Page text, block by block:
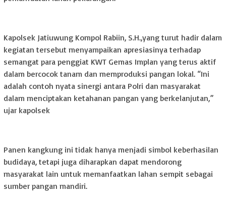
Kapolsek Jatiuwung Kompol Rabiin, S.H.,yang turut hadir dalam
kegiatan tersebut menyampaikan apresiasinya terhadap
semangat para penggiat KWT Gemas Implan yang terus aktif
dalam bercocok tanam dan memproduksi pangan lokal. “Ini
adalah contoh nyata sinergi antara Polri dan masyarakat
dalam menciptakan ketahanan pangan yang berkelanjutan,”
ujar kapolsek
Panen kangkung ini tidak hanya menjadi simbol keberhasilan
budidaya, tetapi juga diharapkan dapat mendorong
masyarakat lain untuk memanfaatkan lahan sempit sebagai
sumber pangan mandiri.